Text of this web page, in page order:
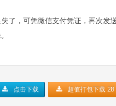
了，可凭微信支付凭证，再次发
点击下载 超值打包下载 28